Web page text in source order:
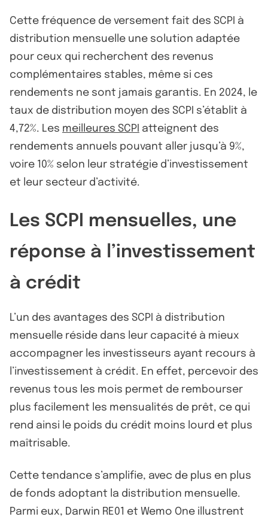
Cette fréquence de versement fait des SCPI à
distribution mensuelle une solution adaptée
pour ceux qui recherchent des revenus
complémentaires stables, même si ces
rendements ne sont jamais garantis. En 2024, le
taux de distribution moyen des SCPI s’établit à
4,72%. Les meilleures SCPI atteignent des
rendements annuels pouvant aller jusqu’à 9%,
voire 10% selon leur stratégie d’investissement
et leur secteur d’activité.
Les SCPI mensuelles, une
réponse à l’investissement
à crédit
L’un des avantages des SCPI à distribution
mensuelle réside dans leur capacité à mieux
accompagner les investisseurs ayant recours à
l’investissement à crédit. En effet, percevoir des
revenus tous les mois permet de rembourser
plus facilement les mensualités de prêt, ce qui
rend ainsi le poids du crédit moins lourd et plus
maîtrisable.
Cette tendance s’amplifie, avec de plus en plus
de fonds adoptant la distribution mensuelle.
Parmi eux, Darwin RE01 et Wemo One illustrent